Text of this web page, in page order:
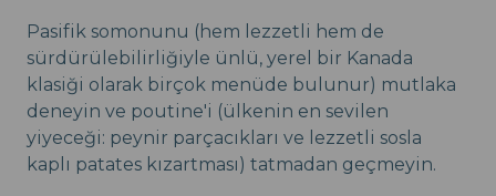
Pasifik somonunu (hem lezzetli hem de
sürdürülebilirliğiyle ünlü, yerel bir Kanada
klasiği olarak birçok menüde bulunur) mutlaka
deneyin ve poutine'i (ülkenin en sevilen
yiyeceği: peynir parçacıkları ve lezzetli sosla
kaplı patates kızartması) tatmadan geçmeyin.